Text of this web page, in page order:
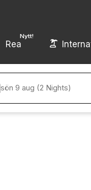
Nytt!
Rea
sön 9 aug (2 Nights)